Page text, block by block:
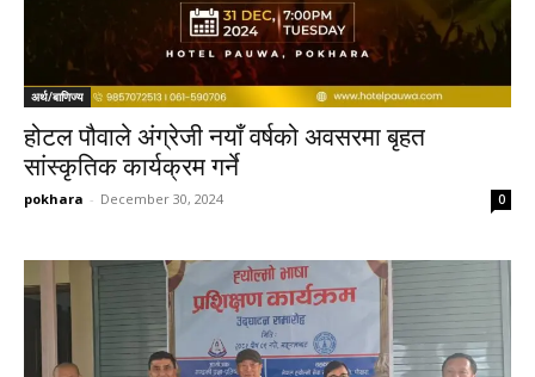
अर्थ/बाणिज्य
होटल पौवाले अंग्रेजी नयाँ वर्षको अवसरमा बृहत
सांस्कृतिक कार्यक्रम गर्ने
pokhara - December 30, 2024 0